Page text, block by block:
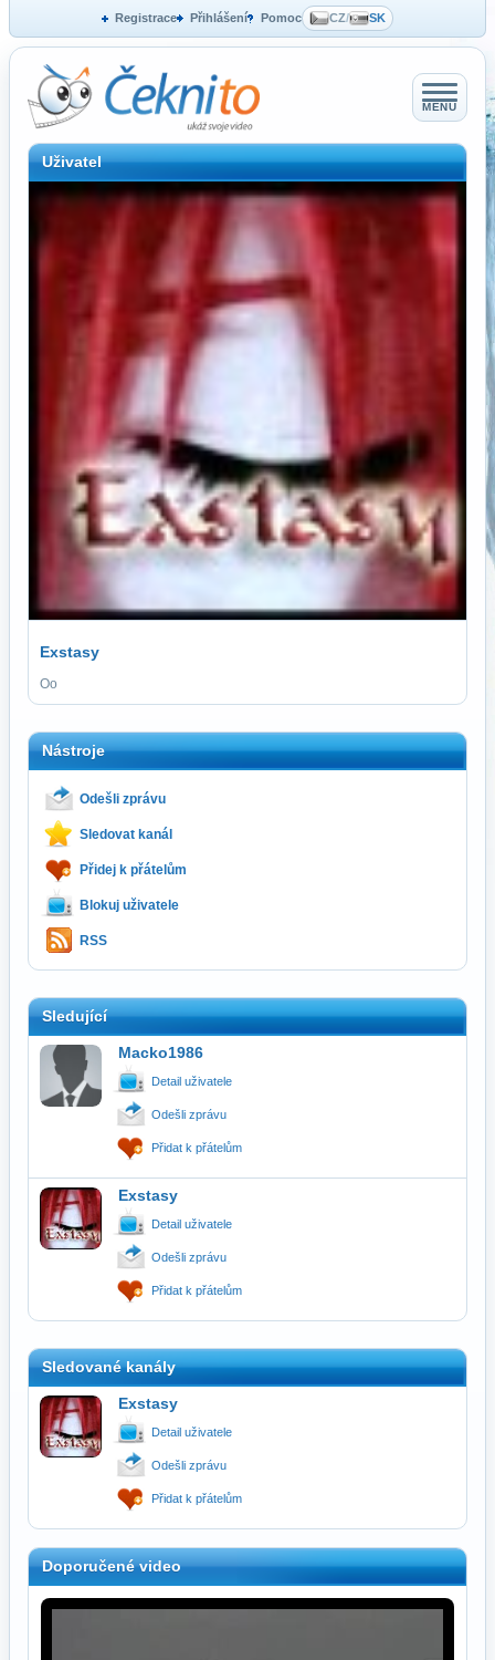
Registrace Přihlášení Pomoc CZ/ SK
MENU
Uživatel
Exstasy
Oo
Nástroje
Odešli zprávu
Sledovat kanál
Přidej k přátelům
Blokuj uživatele
RSS
Sledující
Macko1986
Detail uživatele
Odešli zprávu
Přidat k přátelům
Exstasy
Detail uživatele
Odešli zprávu
Přidat k přátelům
Sledované kanály
Exstasy
Detail uživatele
Odešli zprávu
Přidat k přátelům
Doporučené video